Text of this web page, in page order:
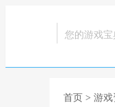
您的游戏宝
首页 > 游戏